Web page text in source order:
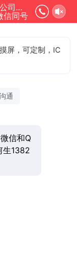
深圳市鸿佳联合科技有限公司正在为您服务
信同号
屏，可定制，IC
通
信和Q
生1382